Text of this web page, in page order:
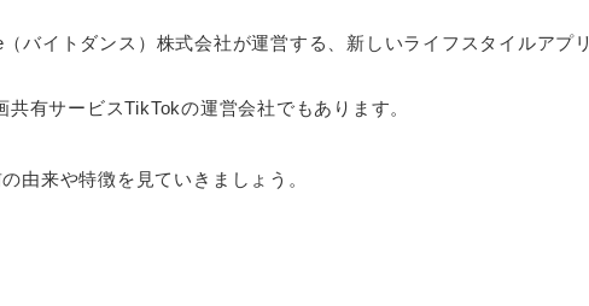
バイトダンス）株式会社が運営する、新しいライフスタイルアプリ
有サービスTikTokの運営会社でもあります。
由来や特徴を見ていきましょう。